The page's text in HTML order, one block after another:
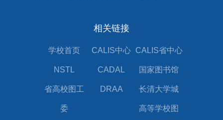
相关链接
学校首页 CALIS中心 CALIS省中心
NSTL CADAL 国家图书馆
省高校图工
委
DRAA 长清大学城
高等学校图